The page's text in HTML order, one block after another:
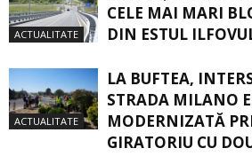
ACTUALITATE
CELE MAI MARI
DIN ESTUL
ACTUALITATE
LA BUFTEA,
STRADA MILANO
MODERNIZATĂ
GIRATORIU CU